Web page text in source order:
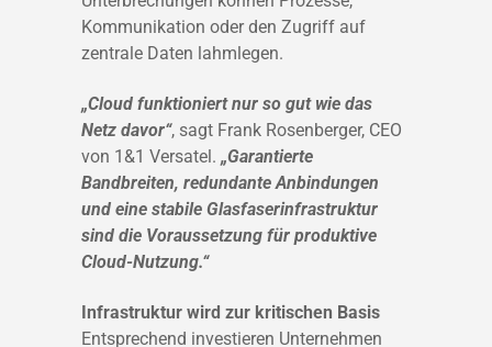
Kommunikation oder den Zugriff auf
zentrale Daten lahmlegen.
„Cloud funktioniert nur so gut wie das
Netz davor“, sagt Frank Rosenberger, CEO
von 1&1 Versatel. „Garantierte
Bandbreiten, redundante Anbindungen
und eine stabile Glasfaserinfrastruktur
sind die Voraussetzung für produktive
Cloud-Nutzung.“
Infrastruktur wird zur kritischen Basis
Entsprechend investieren Unternehmen